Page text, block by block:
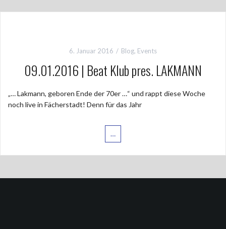
6. Januar 2016 Blog, Events
09.01.2016 | Beat Klub pres. LAKMANN
„… Lakmann, geboren Ende der 70er …“ und rappt diese Woche
noch live in Fächerstadt! Denn für das Jahr
…